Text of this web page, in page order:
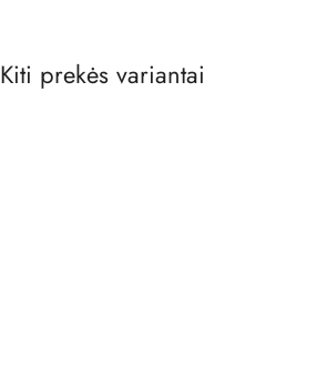
Kiti prekės variantai